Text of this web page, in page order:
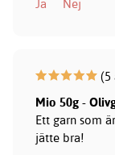
Ja
Nej
(5
Mio 50g -
Ett garn som
jätte bra!